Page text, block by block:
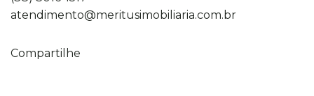
atendimento@meritusimobiliaria.com.br
Compartilhe